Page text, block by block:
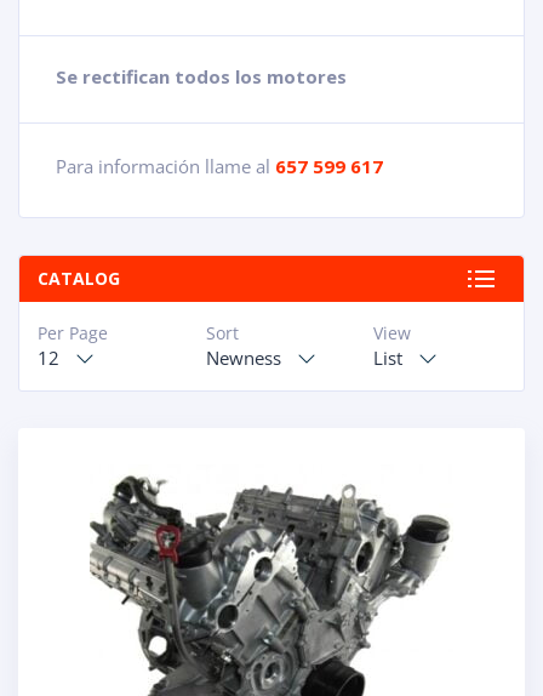
Se rectifican todos los motores
Para información llame al 657 599 617
CATALOG
View
List
Sort
Newness
Per Page
12